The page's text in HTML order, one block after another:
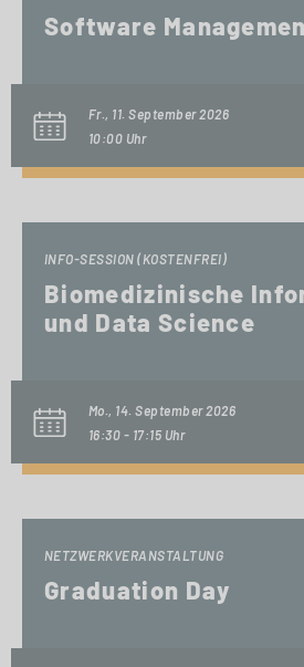
Software
Fr., 11. September 2026
10:00 Uhr
INFO-SESSION (KOSTENFREI)
Biomedizinische
und Data Science
Mo., 14. September 2026
16:30 - 17:15 Uhr
NETZWERKVERANSTALTUNG
Graduation Day